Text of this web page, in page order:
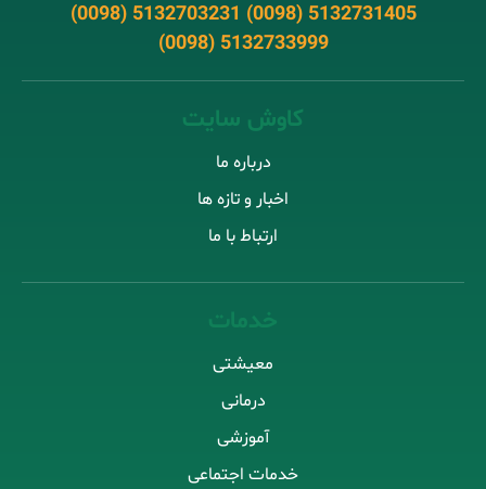
(0098) 5132703231 (0098) 5132731405
(0098) 5132733999
کاوش سایت
درباره ما
اخبار و تازه ها
ارتباط با ما
خدمات
معیشتی
درمانی
آموزشی
خدمات اجتماعی